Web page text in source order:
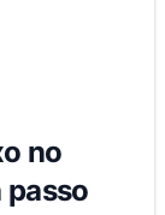
no
passo